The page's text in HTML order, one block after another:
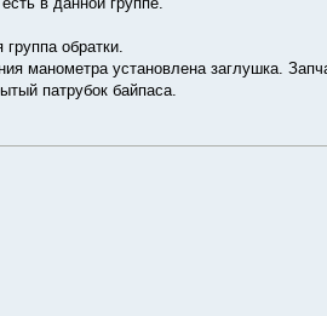
обратки.
манометра установлена заглушка.
патрубок байпаса.